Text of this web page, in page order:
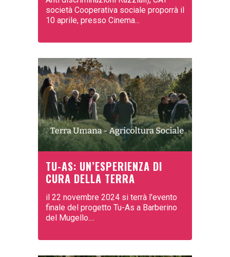
società Cooperativa sociale proporrà il
10 aprile, presso Cinema...
TU-AS: UN’ESPERIENZA DI
CURA DELLA TERRA
il 22 novembre 2024 si terrà l'evento
finale del progetto Tu-As a Barberino
del Mugello....